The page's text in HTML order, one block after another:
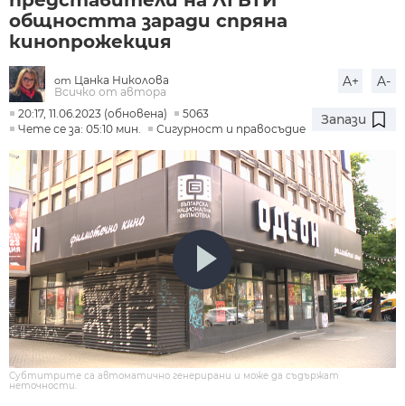
общността заради спряна
кинопрожекция
от Цанка Николова
Всичко от автора
A+ A-
20:17, 11.06.2023 (обновена)
5063
Чете се за: 05:10 мин.
Сигурност и правосъдие
Запази
Субтитрите са автоматично генерирани и може да съдържат
неточности.